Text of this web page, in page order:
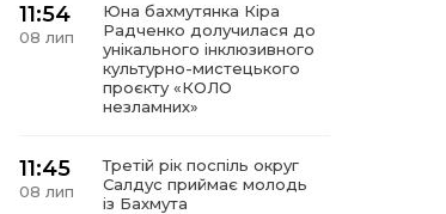
11:54
08 лип
Юна бахмутянка Кіра
Радченко долучилася до
унікального інклюзивного
культурно-мистецького
проєкту «КОЛО
незламних»
11:45
08 лип
Третій рік поспіль округ
Салдус приймає молодь
із Бахмута